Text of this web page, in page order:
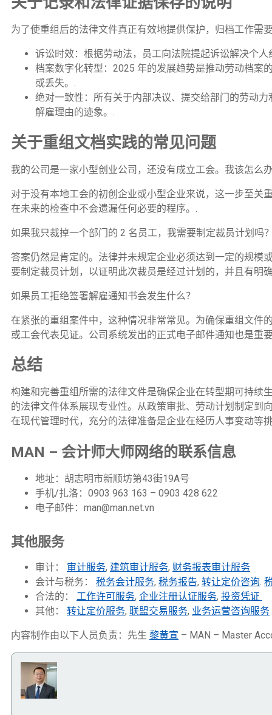
为了使重组后的法律文件真正有效地提供保护，归档工作需
诉讼时效：根据劳动法，员工向法院提起诉讼解决个
档案数字化转型：2025 年的发展趋势是推动劳动档案
或丢失。.
绝对一致性：所有关于内部决议、提交给部门的劳动
解雇理由的迹象。.
关于重组文档实践的常见问题
我的公司是一家小型创业公司，还没有成立工会。我该怎么
对于没有本地工会的初创企业或小型企业来说，这一步至
在未来的检查中不会遗漏任何必要的程序。.
如果我只裁掉一个部门的 2 名员工，我需要制定裁员计划吗
答案仍然是肯定的。法律并未规定企业必须达到一定的规模
要制定裁员计划，以证明此次裁员是经过计划的，并且有明
如果员工拒绝签署解雇通知书会发生什么？
在紧张的重组案件中，这种情况非常常见。为确保重组文件
或工会代表见证。公司系统发出的正式电子邮件通知也是重
总结
构建和完善重组所需的法律文件是确保企业在转型期可持续
的法律文件体系展现专业性。从政策审批、劳动计划制定到
在现代管理时代，充分的法律准备是企业在经历人事变动等
MAN – 会计师大师网络的联系信息
地址：胡志明市新顺坊第43街19A号
手机/扎洛：0903 963 163 – 0903 428 622
电子邮件：man@man.net.vn
其他服务
审计： 审计服务, 建筑审计服务, 财务报表审计服务
会计与税务： 税务会计服务, 税务报告, 转让定价咨询
合法的： 工作许可服务, 企业注册认证服务, 投资凭证
其他： 转让定价服务, 联盟交易服务, 业务运营咨询服务
内容制作由以下人员负责：先生 黎黄宣 – MAN – Master